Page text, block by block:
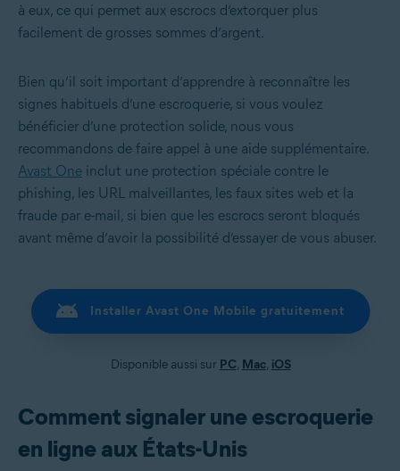
à eux, ce qui permet aux escrocs d’extorquer plus
facilement de grosses sommes d’argent.
Bien qu’il soit important d’apprendre à reconnaître les
signes habituels d’une escroquerie, si vous voulez
bénéficier d’une protection solide, nous vous
recommandons de faire appel à une aide supplémentaire.
Avast One inclut une protection spéciale contre le
phishing, les URL malveillantes, les faux sites web et la
fraude par e-mail, si bien que les escrocs seront bloqués
avant même d’avoir la possibilité d’essayer de vous abuser.
Installer Avast One Mobile gratuitement
Disponible aussi sur PC, Mac, iOS
Comment signaler une escroquerie
en ligne aux États-Unis